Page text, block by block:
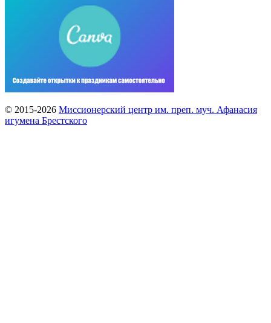
© 2015-2026 Миссионерский центр им. преп. муч. Афанасия
игумена Брестского